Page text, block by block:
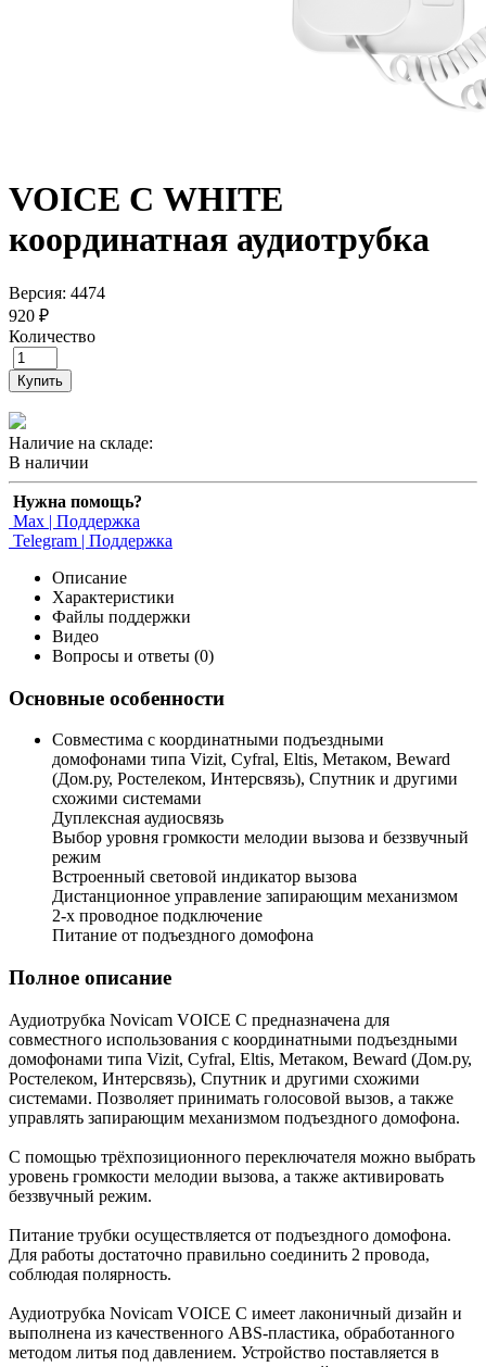
VOICE С WHITE
координатная аудиотрубка
Версия: 4474
920 ₽
Количество
Купить
Наличие на складе:
В наличии
Нужна помощь?
Max | Поддержка
Telegram | Поддержка
Описание
Характеристики
Файлы поддержки
Видео
Вопросы и ответы (0)
Основные особенности
Совместима с координатными подъездными
домофонами типа Vizit, Cyfral, Eltis, Метаком, Beward
(Дом.ру, Ростелеком, Интерсвязь), Спутник и другими
схожими системами
Дуплексная аудиосвязь
Выбор уровня громкости мелодии вызова и беззвучный
режим
Встроенный световой индикатор вызова
Дистанционное управление запирающим механизмом
2-х проводное подключение
Питание от подъездного домофона
Полное описание
Аудиотрубка Novicam VOICE C предназначена для
совместного использования с координатными подъездными
домофонами типа Vizit, Cyfral, Eltis, Метаком, Beward (Дом.ру,
Ростелеком, Интерсвязь), Спутник и другими схожими
системами. Позволяет принимать голосовой вызов, а также
управлять запирающим механизмом подъездного домофона.
С помощью трёхпозиционного переключателя можно выбрать
уровень громкости мелодии вызова, а также активировать
беззвучный режим.
Питание трубки осуществляется от подъездного домофона.
Для работы достаточно правильно соединить 2 провода,
соблюдая полярность.
Аудиотрубка Novicam VOICE С имеет лаконичный дизайн и
выполнена из качественного ABS-пластика, обработанного
методом литья под давлением. Устройство поставляется в